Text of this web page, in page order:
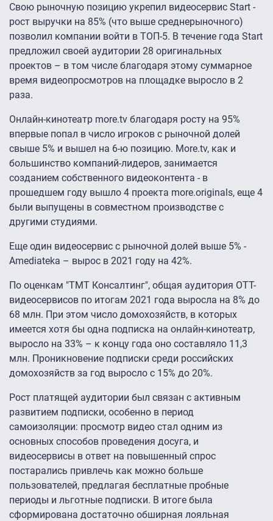
Свою рыночную позицию укрепил видеосервис Start -
рост выручки на 85% (что выше среднерыночного)
позволил компании войти в ТОП-5. В течение года Start
предложил своей аудитории 28 оригинальных
проектов – в том числе благодаря этому суммарное
время видеопросмотров на площадке выросло в 2
раза.
Онлайн-кинотеатр more.tv благодаря росту на 95%
впервые попал в число игроков с рыночной долей
свыше 5% и вышел на 6-ю позицию. More.tv, как и
большинство компаний-лидеров, занимается
созданием собственного видеоконтента - в
прошедшем году вышло 4 проекта more.originals, еще 4
были выпущены в совместном производстве с
другими студиями.
Еще один видеосервис с рыночной долей выше 5% -
Amediateka – вырос в 2021 году на 42%.
По оценкам "ТМТ Консалтинг", общая аудитория ОТТ-
видеосервисов по итогам 2021 года выросла на 8% до
68 млн. При этом число домохозяйств, в которых
имеется хотя бы одна подписка на онлайн-кинотеатр,
выросло на 33% – к концу года оно составляло 11,3
млн. Проникновение подписки среди российских
домохозяйств за год выросло с 15% до 20%.
Рост платящей аудитории был связан с активным
развитием подписки, особенно в период
самоизоляции: просмотр видео стал одним из
основных способов проведения досуга, и
видеосервисы в ответ на повышенный спрос
постарались привлечь как можно больше
пользователей, предлагая бесплатные пробные
периоды и льготные подписки. В итоге была
сформирована достаточно обширная лояльная